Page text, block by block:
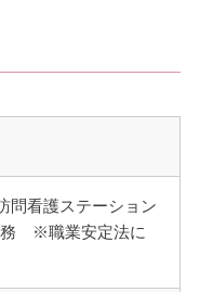
問看護ステーション
務 ※職業安定法に